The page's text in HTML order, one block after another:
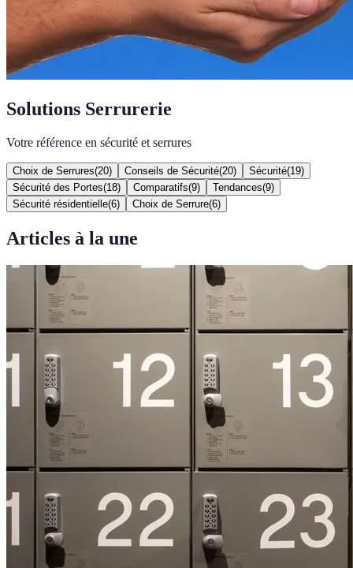
Solutions Serrurerie
Votre référence en sécurité et serrures
Choix de Serrures(20) Conseils de Sécurité(20) Sécurité(19)
Sécurité des Portes(18) Comparatifs(9) Tendances(9)
Sécurité résidentielle(6) Choix de Serrure(6)
Articles à la une